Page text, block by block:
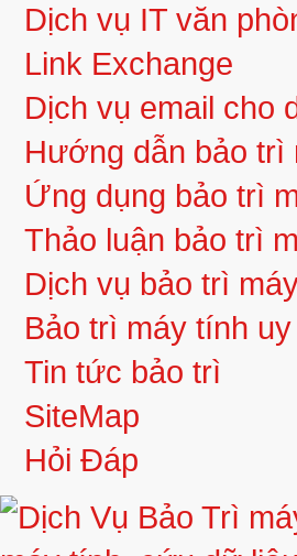
Dịch vụ IT văn
Link Exchange
Dịch vụ email cho
Hướng dẫn bảo trì
Ứng dụng bảo trì
Thảo luận bảo trì
Dịch vụ bảo trì
Bảo trì máy tính
Tin tức bảo trì
SiteMap
Hỏi Đáp